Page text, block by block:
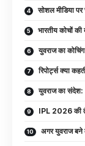
सोशल मीडिया पर
भारतीय कोचों की
युवराज का
रिपोर्ट्स क्या
युवराज का संदेश:
IPL 2026 की
अगर युवराज बने